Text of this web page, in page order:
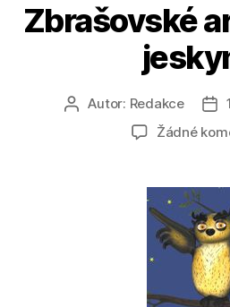
Zbrašovské
Autor
příspěvku
Autor: Redakce
Žádné